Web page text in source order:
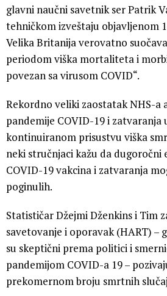
glavni naučni savetnik ser Patrik
tehničkom izveštaju objavljenom
Velika Britanija verovatno
periodom viška mortaliteta i
povezan sa virusom COVID“.
Rekordno veliki zaostatak NHS-
pandemije COVID-19 i zatvaranja
kontinuiranom prisustvu viška
neki stručnjaci kažu da dugoročni
COVID-19 vakcina i zatvaranja
poginulih.
Statističar Džejmi Dženkins i Tim
savetovanje i oporavak (HART) –
su skeptični prema politici i
pandemijom COVID-a 19 –
prekomernom broju smrtnih